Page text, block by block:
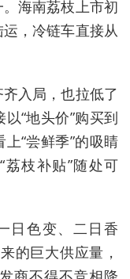
海南荔枝上市初
，冷链车直接从
入局，也拉低了
“地头价”购买到
“尝鲜季”的吸睛
荔枝补贴”随处可
日色变、二日香
的巨大供应量，